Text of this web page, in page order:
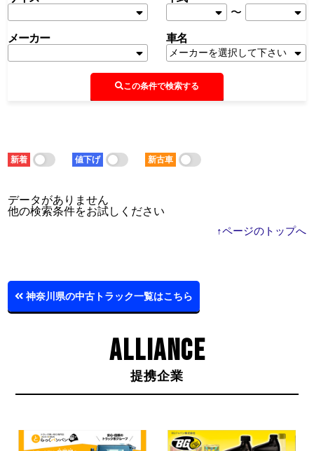
〜
メーカー 車名
この条件で検索する
新着 値下げ 新古車
データがありません
他の検索条件をお試しください
↑ページのトップへ
神奈川県の中古トラック一覧はこちら
ALLIANCE
提携企業